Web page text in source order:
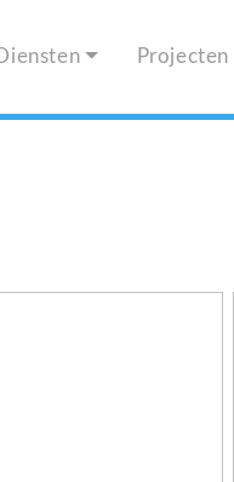
Diensten Projecten